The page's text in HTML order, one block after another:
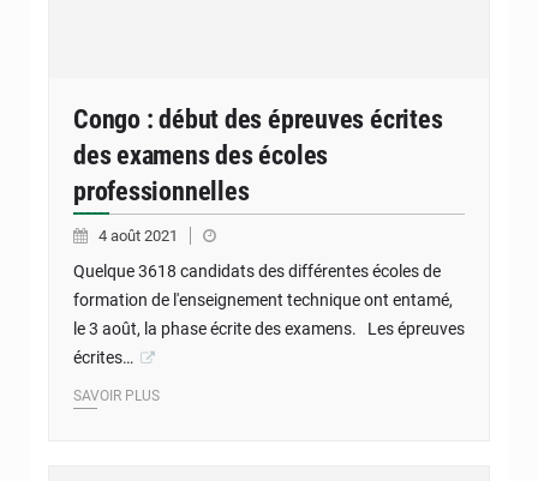
Congo : début des épreuves écrites
des examens des écoles
professionnelles
4 août 2021
Quelque 3618 candidats des différentes écoles de
formation de l'enseignement technique ont entamé,
le 3 août, la phase écrite des examens. Les épreuves
écrites…
SAVOIR PLUS